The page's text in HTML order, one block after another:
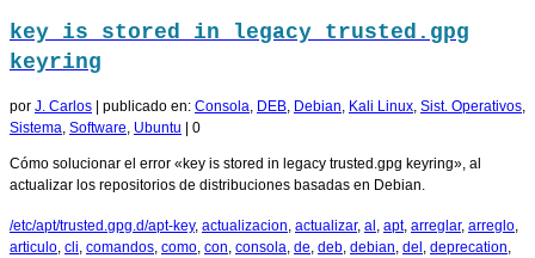
key is stored in legacy trusted.gpg
keyring
por J. Carlos publicado en: Consola, DEB, Debian, Kali Linux, Sist. Operativos,
Sistema, Software, Ubuntu 0
Cómo solucionar el error «key is stored in legacy trusted.gpg keyring», al
actualizar los repositorios de distribuciones basadas en Debian.
/etc/apt/trusted.gpg.d/apt-key, actualizacion, actualizar, al , apt, arreglar, arreglo,
articulo, cli, comandos, como, con, consola, de, deb, debian, del , deprecation,